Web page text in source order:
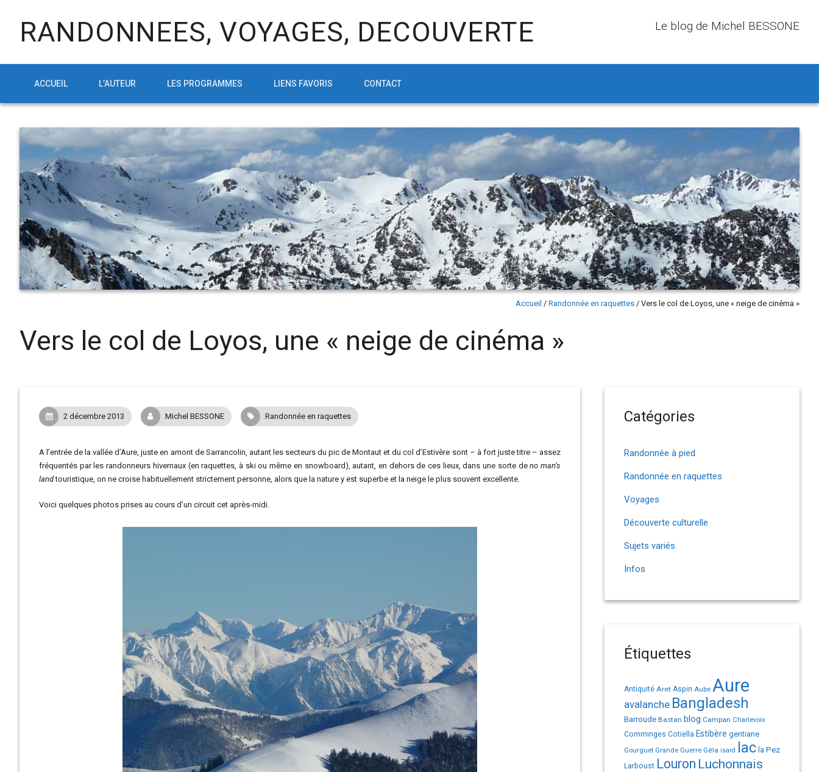
RANDONNEES, VOYAGES, DECOUVERTE Le blog de Michel BESSONE
ACCUEIL L’AUTEUR LES PROGRAMMES LIENS FAVORIS CONTACT
Accueil / Randonnée en raquettes / Vers le col de Loyos, une « neige de cinéma »
Vers le col de Loyos, une « neige de cinéma »
2 décembre 2013 Michel BESSONE Randonnée en raquettes
A l’entrée de la vallée d’Aure, juste en amont de Sarrancolin, autant les secteurs du pic de Montaut et du col d’Estivère sont – à fort juste titre – assez
fréquentés par les randonneurs hivernaux (en raquettes, à ski ou même en snowboard), autant, en dehors de ces lieux, dans une sorte deno man’s
landtouristique, on ne croise habituellement strictement personne, alors que la nature y est superbe et la neige le plus souvent excellente.
Voici quelques photos prises au cours d’un circuit cet après-midi.
Catégories
Randonnée à pied
Randonnée en raquettes
Voyages
Découverte culturelle
Sujets variés
Infos
Étiquettes
Antiquité Aret Aspin Aube Aure
avalanche Bangladesh
Barroude Bastan blog Campan Charlevoix
Comminges Cotiella Estibère gentiane
Gourguet Grande Guerre Géla isard lac la Pez
Larboust Louron Luchonnais